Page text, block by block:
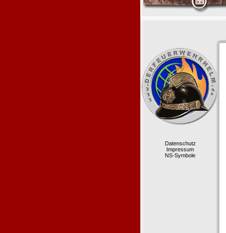
Datenschutz
Impressum
NS-Symbole